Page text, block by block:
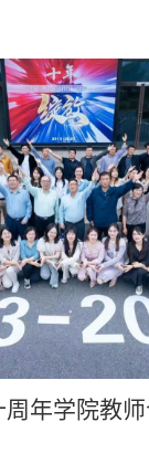
周年学院教师